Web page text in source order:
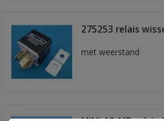
275253 relais
met weerstand